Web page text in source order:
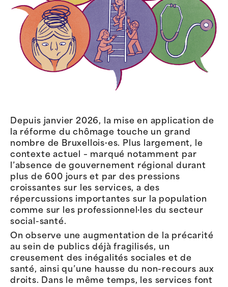
Depuis janvier 2026, la mise en application de
la réforme du chômage touche un grand
nombre de Bruxellois·es. Plus largement, le
contexte actuel – marqué notamment par
l’absence de gouvernement régional durant
plus de 600 jours et par des pressions
croissantes sur les services, a des
répercussions importantes sur la population
comme sur les professionnel·les du secteur
social-santé.
On observe une augmentation de la précarité
au sein de publics déjà fragilisés, un
creusement des inégalités sociales et de
santé, ainsi qu’une hausse du non-recours aux
droits. Dans le même temps, les services font